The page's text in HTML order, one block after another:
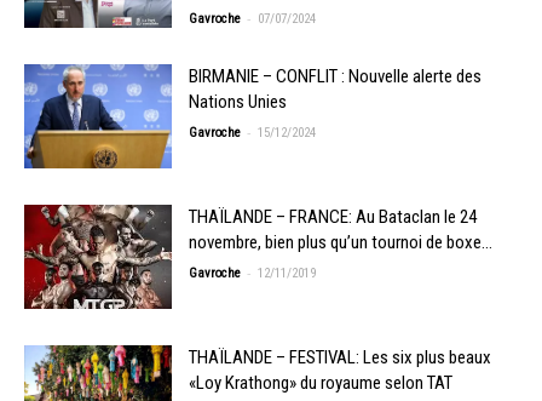
Gavroche - 07/07/2024
BIRMANIE – CONFLIT : Nouvelle alerte des
Nations Unies
Gavroche - 15/12/2024
THAÏLANDE – FRANCE: Au Bataclan le 24
novembre, bien plus qu’un tournoi de boxe…
Gavroche - 12/11/2019
THAÏLANDE – FESTIVAL: Les six plus beaux
«Loy Krathong» du royaume selon TAT